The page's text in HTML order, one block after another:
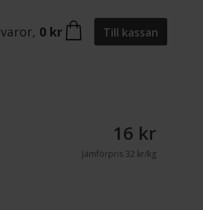
varor, 0 kr Till kassan
16 kr
Jämförpris32 kr/kg